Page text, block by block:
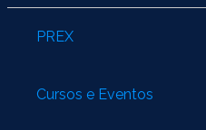
PREX
Cursos e Eventos